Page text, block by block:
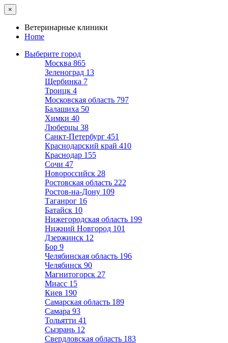
×
Ветеринарные клиники
Home
Выберите город
Москва 865
Зеленоград 13
Щербинка 7
Троицк 4
Московская область 797
Балашиха 50
Химки 40
Люберцы 38
Санкт-Петербург 451
Краснодарский край 410
Краснодар 155
Сочи 47
Новороссийск 28
Ростовская область 222
Ростов-на-Дону 109
Таганрог 16
Батайск 10
Нижегородская область 199
Нижний Новгород 101
Дзержинск 12
Бор 9
Челябинская область 196
Челябинск 90
Магнитогорск 27
Миасс 15
Киев 190
Самарская область 189
Самара 93
Тольятти 41
Сызрань 12
Свердловская область 183